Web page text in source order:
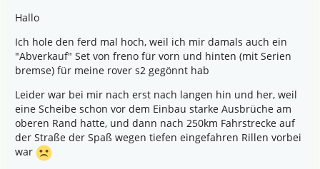
Hallo
Ich hole den ferd mal hoch, weil ich mir damals auch ein
"Abverkauf" Set von freno für vorn und hinten (mit Serien
bremse) für meine rover s2 gegönnt hab
Leider war bei mir nach erst nach langen hin und her, weil
eine Scheibe schon vor dem Einbau starke Ausbrüche am
oberen Rand hatte, und dann nach 250km Fahrstrecke auf
der Straße der Spaß wegen tiefen eingefahren Rillen vorbei
war